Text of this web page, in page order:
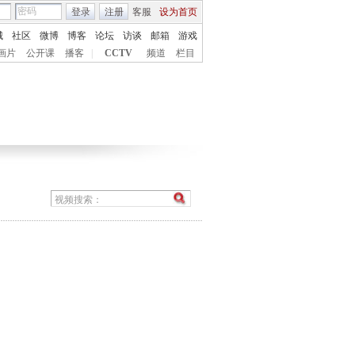
客服 设为首页
登录 注册
社区 微博 博客 论坛 访谈 邮箱
游戏
片
公开课 播客 CCTV 频道 栏目